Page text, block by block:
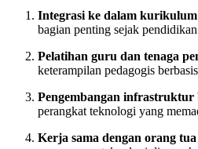
Integrasi ke dalam kurikulum
bagian penting sejak pendidikan
Pelatihan guru dan tenaga
keterampilan pedagogis
Pengembangan infrastruktur
perangkat teknologi yang
Kerja sama dengan orang tua